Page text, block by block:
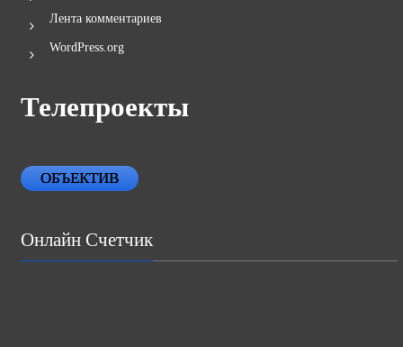
Лента комментариев
WordPress.org
Телепроекты
ОБЪЕКТИВ
Онлайн Счетчик